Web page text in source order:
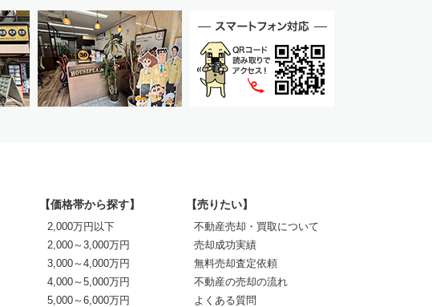
【価格帯から探す】
2,000万円以下
2,000～3,000万円
3,000～4,000万円
4,000～5,000万円
5,000～6,000万円
【売りたい】
不動産売却・買取について
売却成功実績
無料売却査定依頼
不動産の売却の流れ
よくある質問